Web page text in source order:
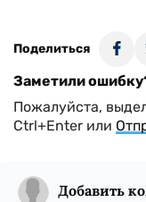
Поделиться
Заметили
Пожалуйста,
Ctrl+Enter или
Добавить